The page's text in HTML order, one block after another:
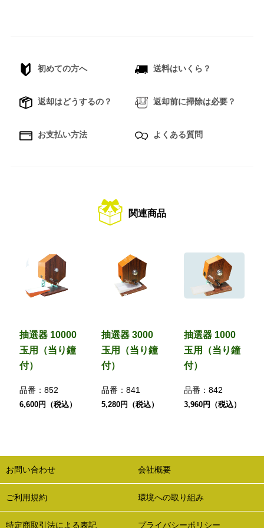
初めての方へ 送料はいくら？
返却はどうするの？ 返却前に掃除は必要？
お支払い方法 よくある質問
関連商品
抽選器 10000
玉用（当り鐘
付）
品番： 852
6,600円（税込）
抽選器 3000
玉用（当り鐘
付）
品番：841
5,280円（税込）
抽選器 1000
玉用（当り鐘
付）
品番：842
3,960円（税込）
お問い合わせ 会社概要
ご利用規約 環境への取り組み
特定商取引法による表記 プライバシーポリシー